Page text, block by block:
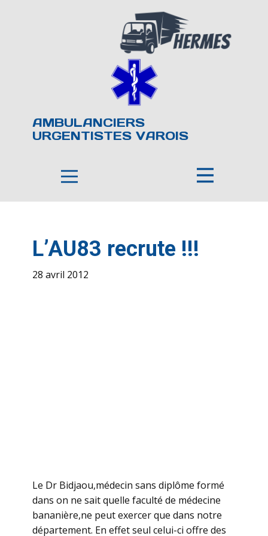
AMBULANCIERS
URGENTISTES VAROIS
L’AU83 recrute !!!
28 avril 2012
Le Dr Bidjaou,médecin sans diplôme formé
dans on ne sait quelle faculté de médecine
bananière,ne peut exercer que dans notre
département. En effet seul celui-ci offre des